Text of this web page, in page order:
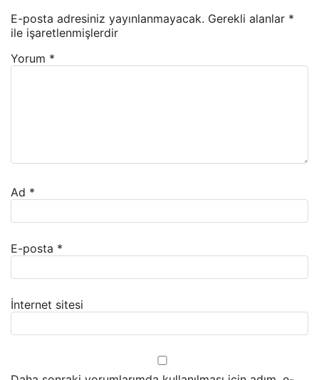
E-posta adresiniz yayınlanmayacak. Gerekli alanlar *
ile işaretlenmişlerdir
Yorum *
Ad *
E-posta *
İnternet sitesi